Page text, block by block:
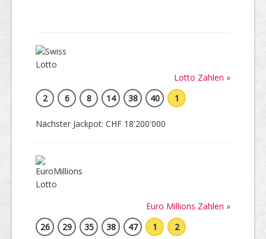
Lotto Zahlen »
2
6 8 14 38 40 1
Nächster Jackpot: CHF 18'200'000
Euro Millions Zahlen »
26
29 35 38 47 1 2